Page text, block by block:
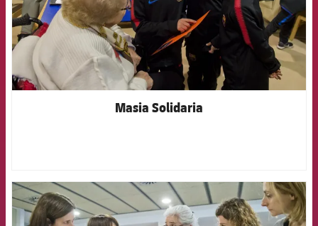
Masia Solidaria
FCB Barcelona badge